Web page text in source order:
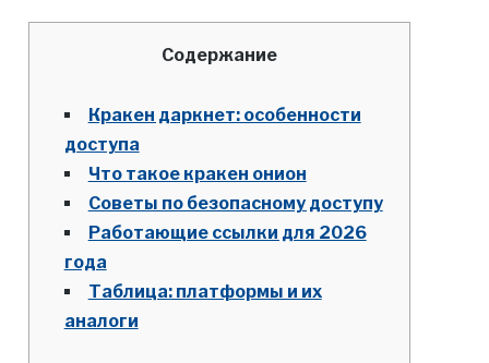
Содержание
Кракен даркнет: особенности
доступа
Что такое кракен онион
Советы по безопасному доступу
Работающие ссылки для 2026
года
Таблица: платформы и их
аналоги